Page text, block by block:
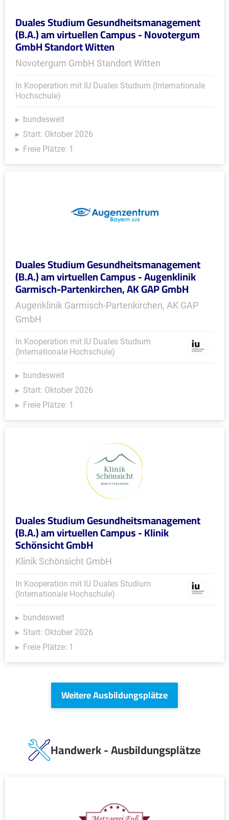
Duales Studium Gesundheitsmanagement
(B.A.) am virtuellen Campus - Novotergum
GmbH Standort Witten
Novotergum GmbH Standort Witten
In Kooperation mit IU Duales Studium (Internationale
Hochschule)
bundesweit
Start: Oktober 2026
Freie Plätze: 1
Duales Studium Gesundheitsmanagement
(B.A.) am virtuellen Campus - Augenklinik
Garmisch-Partenkirchen, AK GAP GmbH
Augenklinik Garmisch-Partenkirchen, AK GAP
GmbH
In Kooperation mit IU Duales Studium
(Internationale Hochschule)
bundesweit
Start: Oktober 2026
Freie Plätze: 1
Duales Studium Gesundheitsmanagement
(B.A.) am virtuellen Campus - Klinik
Schönsicht GmbH
Klinik Schönsicht GmbH
In Kooperation mit IU Duales Studium
(Internationale Hochschule)
bundesweit
Start: Oktober 2026
Freie Plätze: 1
Weitere Ausbildungsplätze
Handwerk - Ausbildungsplätze